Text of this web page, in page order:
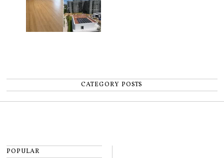
CATEGORY POSTS
POPULAR